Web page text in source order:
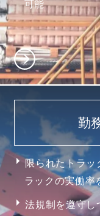
可能
勤
限られたトラッ
ラックの実働率
法規制を遵守し